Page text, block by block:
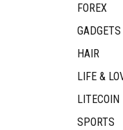
FOREX
GADGETS
HAIR
LIFE &
LITECOIN
SPORTS